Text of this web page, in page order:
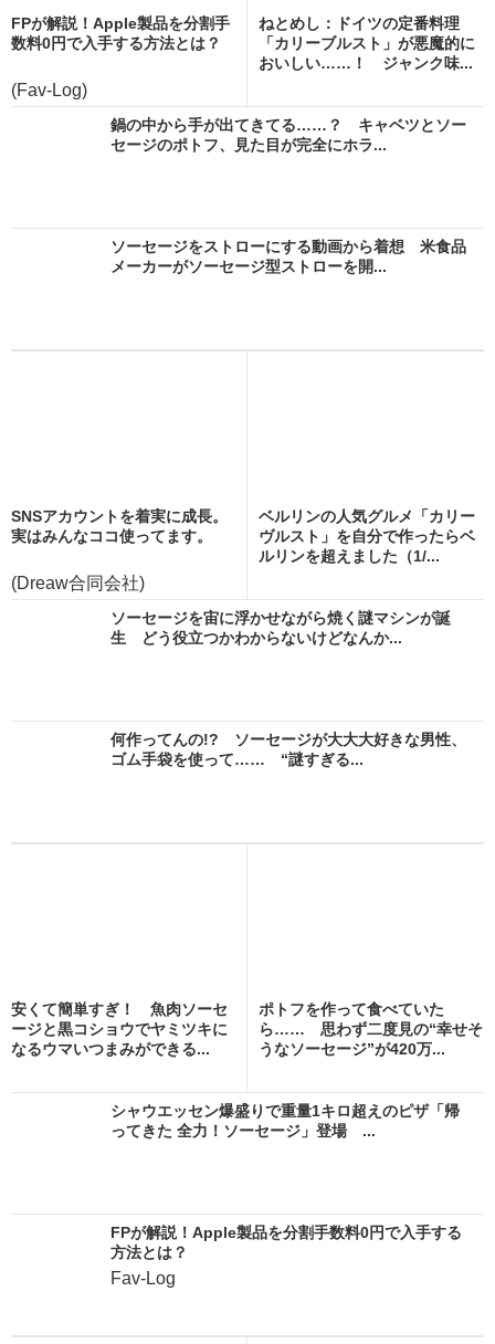
FPが解説！Apple製品を分割手
数料0円で入手する方法とは？
(Fav-Log)
ねとめし：ドイツの定番料理
「カリーブルスト」が悪魔的に
おいしい……！ ジャンク味...
鍋の中から手が出てきてる……？ キャベツとソー
セージのポトフ、見た目が完全にホラ...
ソーセージをストローにする動画から着想 米食品
メーカーがソーセージ型ストローを開...
SNSアカウントを着実に成長。
実はみんなココ使ってます。
(Dreaw合同会社)
ベルリンの人気グルメ「カリー
ヴルスト」を自分で作ったらベ
ルリンを超えました（1/...
ソーセージを宙に浮かせながら焼く謎マシンが誕
生 どう役立つかわからないけどなんか...
何作ってんの!? ソーセージが大大大好きな男性、
ゴム手袋を使って…… “謎すぎる...
安くて簡単すぎ！ 魚肉ソーセ
ージと黒コショウでヤミツキに
なるウマいつまみができる...
ポトフを作って食べていた
ら…… 思わず二度見の“幸せそ
うなソーセージ”が420万...
シャウエッセン爆盛りで重量1キロ超えのピザ「帰
ってきた 全力！ソーセージ」登場 ...
FPが解説！Apple製品を分割手数料0円で入手する
方法とは？
Fav-Log